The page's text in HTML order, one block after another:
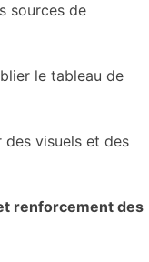
sources de
le tableau de
des visuels et des
renforcement des